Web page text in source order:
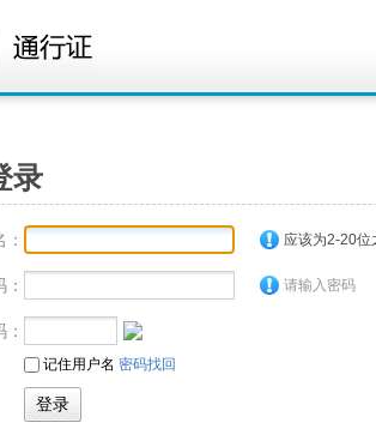
录
应该为2-20位
请输入密码
记住用户名 密码找回